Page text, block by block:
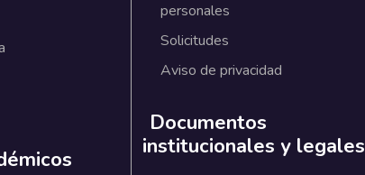
personales
Solicitudes
Aviso de privacidad
Documentos
institucionales y legales